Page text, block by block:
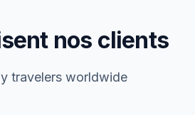
nos clients
travelers worldwide